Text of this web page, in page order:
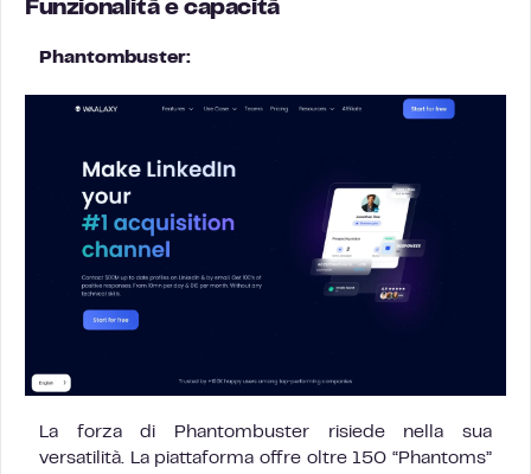
Funzionalità e capacità
Phantombuster:
La forza di Phantombuster risiede nella sua
versatilità. La piattaforma offre oltre 150 “Phantoms”